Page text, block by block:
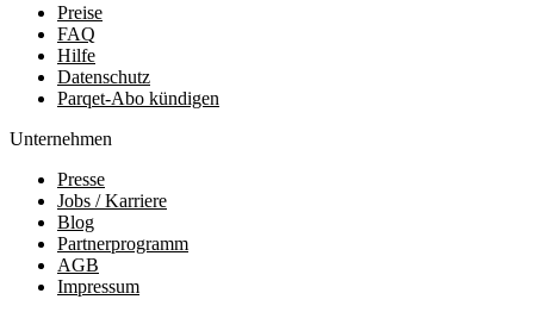
Preise
FAQ
Hilfe
Datenschutz
Parqet-Abo kündigen
Unternehmen
Presse
Jobs / Karriere
Blog
Partnerprogramm
AGB
Impressum